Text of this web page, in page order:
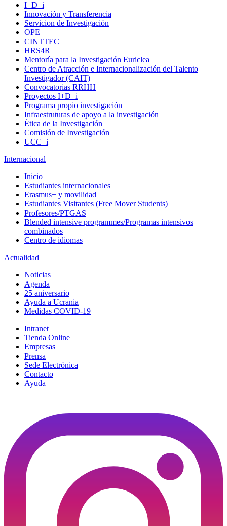
I+D+i
Innovación y Transferencia
Servicion de Investigación
OPE
CINTTEC
HRS4R
Mentoría para la Investigación Euriclea
Centro de Atracción e Internacionalización del Talento
Investigador (CAIT)
Convocatorias RRHH
Proyectos I+D+i
Programa propio investigación
Infraestruturas de apoyo a la investigación
Ética de la Investigación
Comisión de Investigación
UCC+i
Internacional
Inicio
Estudiantes internacionales
Erasmus+ y movilidad
Estudiantes Visitantes (Free Mover Students)
Profesores/PTGAS
Blended intensive programmes/Programas intensivos
combinados
Centro de idiomas
Actualidad
Noticias
Agenda
25 aniversario
Ayuda a Ucrania
Medidas COVID-19
Intranet
Tienda Online
Empresas
Prensa
Sede Electrónica
Contacto
Ayuda